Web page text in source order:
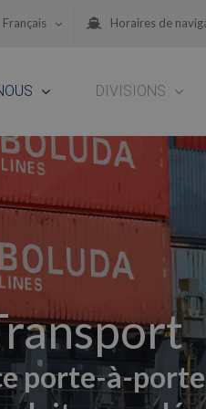
Français Horaires de
DIVISIONS
porte-à-